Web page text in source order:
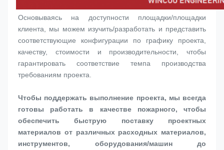
Основываясь на доступности площадки/площадки
клиента, мы можем изучить/разработать и представить
соответствующие конфигурации по графику проекта,
качеству, стоимости и производительности, чтобы
гарантировать соответствие темпа производства
требованиям проекта.
Чтобы поддержать выполнение проекта, мы всегда
готовы работать в качестве пожарного, чтобы
обеспечить быструю поставку проектных
материалов от различных расходных материалов,
инструментов, оборудования/машин до